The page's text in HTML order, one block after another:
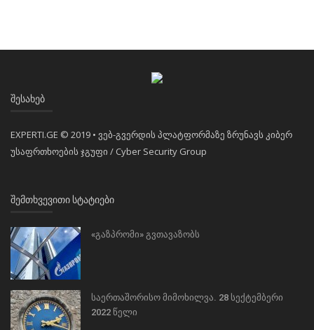
ᲨᲔᲡᲐᲮᲔᲑ
EXPERTI.GE © 2019 • ვებ-გვერდის პლატფორმაზე ზრუნავს კიბერ
უსაფრთხოების ჯგუფი / Cyber Security Group
ᲨᲔᲛᲗᲮᲕᲔᲕᲘᲗᲘ ᲡᲢᲐᲢᲘᲔᲑᲘ
«გაზპრომი» გვთავაზობს
საერთაშორისო მიმოხილვა. 28 სექტემბერი
2022 წელი